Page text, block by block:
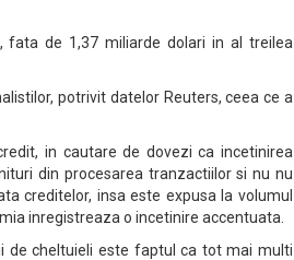
fata de 1,37 miliarde dolari in al treilea
potrivit datelor Reuters, ceea ce a
in cautare de dovezi ca incetinirea
din procesarea tranzactiilor si nu nu
creditelor, insa este expusa la volumul
inregistreaza o incetinire accentuata.
de cheltuieli este faptul ca tot mai multi